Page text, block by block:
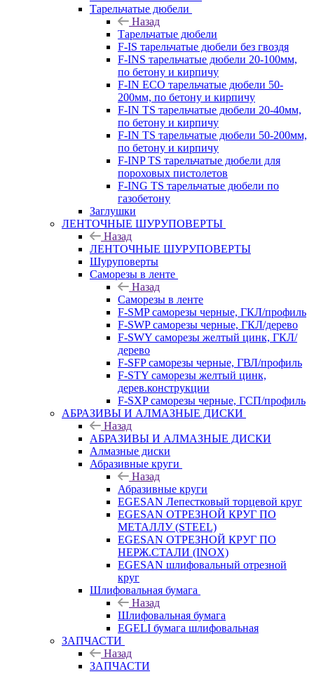
Тарельчатые дюбели
Назад
Тарельчатые дюбели
F-IS тарельчатые дюбели без гвоздя
F-INS тарельчатые дюбели 20-100мм,
по бетону и кирпичу
F-IN ECO тарельчатые дюбели 50-
200мм, по бетону и кирпичу
F-IN TS тарельчатые дюбели 20-40мм,
по бетону и кирпичу
F-IN TS тарельчатые дюбели 50-200мм,
по бетону и кирпичу
F-INP TS тарельчатые дюбели для
пороховых пистолетов
F-ING TS тарельчатые дюбели по
газобетону
Заглушки
ЛЕНТОЧНЫЕ ШУРУПОВЕРТЫ
Назад
ЛЕНТОЧНЫЕ ШУРУПОВЕРТЫ
Шуруповерты
Саморезы в ленте
Назад
Саморезы в ленте
F-SMP саморезы черные, ГКЛ/профиль
F-SWP саморезы черные, ГКЛ/дерево
F-SWY саморезы желтый цинк, ГКЛ/
дерево
F-SFP саморезы черные, ГВЛ/профиль
F-STY саморезы желтый цинк,
дерев.конструкции
F-SXP саморезы черные, ГСП/профиль
АБРАЗИВЫ И АЛМАЗНЫЕ ДИСКИ
Назад
АБРАЗИВЫ И АЛМАЗНЫЕ ДИСКИ
Алмазные диски
Абразивные круги
Назад
Абразивные круги
EGESAN Лепестковый торцевой круг
EGESAN ОТРЕЗНОЙ КРУГ ПО
МЕТАЛЛУ (STEEL)
EGESAN ОТРЕЗНОЙ КРУГ ПО
НЕРЖ.СТАЛИ (INOX)
EGESAN шлифовальный отрезной
круг
Шлифовальная бумага
Назад
Шлифовальная бумага
EGELI бумага шлифовальная
ЗАПЧАСТИ
Назад
ЗАПЧАСТИ